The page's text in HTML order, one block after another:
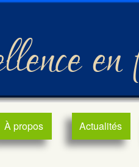
À propos Actualités